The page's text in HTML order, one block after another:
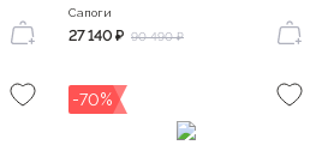
Сапоги
27 140 ₽ 90 490 ₽
-70%